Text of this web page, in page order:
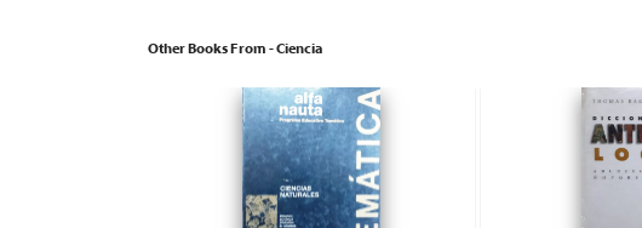
Other Books From - Ciencia